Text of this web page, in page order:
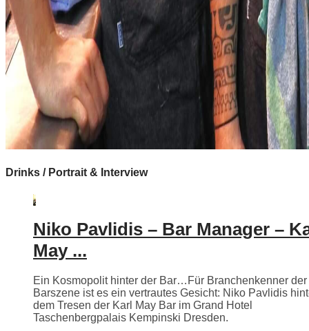
Drinks / Portrait & Interview
Niko Pavlidis – Bar Manager –
May ...
Ein Kosmopolit hinter der Bar…Für Branchenkenner der
Barszene ist es ein vertrautes Gesicht: Niko Pavlidis
dem Tresen der Karl May Bar im Grand Hotel
Taschenbergpalais Kempinski Dresden.